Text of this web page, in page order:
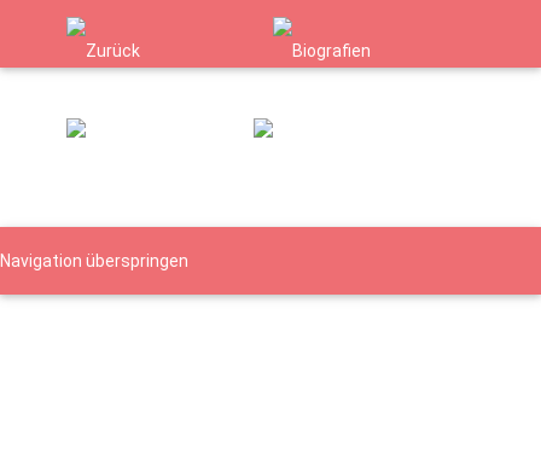
Navigation überspringen